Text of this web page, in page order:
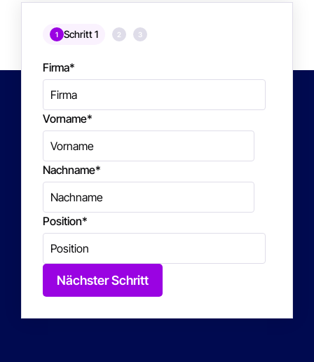
1 Schritt 1 2 3
Firma*
Vorname*
Nachname*
Position*
Nächster Schritt